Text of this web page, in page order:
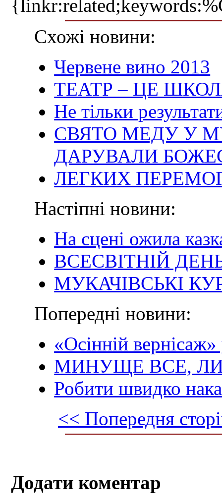
Схожі новини:
Червене вино 2013
ТЕАТР – ЦЕ
Не тільки
СВЯТО МЕДУ У
ДАРУВАЛИ
ЛЕГКИХ
Настіпні новини:
На сцені ожила
ВСЕСВІТНІЙ
МУКАЧІВСЬКІ
Попередні новини:
«Осінній
МИНУЩЕ ВСЕ,
Робити швидко
<< Попередня
Додати коментар